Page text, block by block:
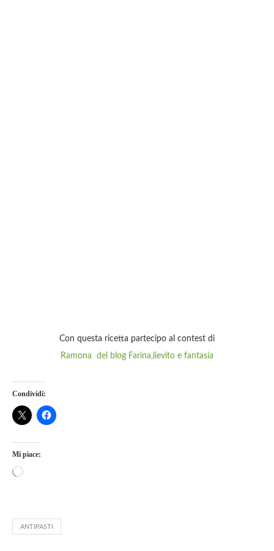
Con questa ricetta partecipo al contest di
Ramona del blog Farina,lievito e fantasia
Condividi:
Mi piace:
ANTIPASTI